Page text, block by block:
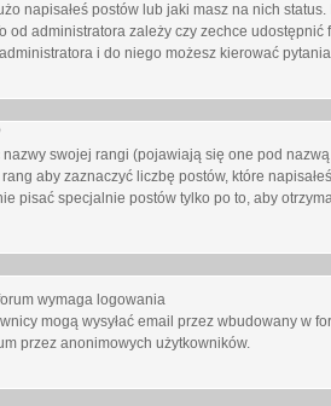
napisałeś postów lub jaki masz na nich
od administratora zależy czy zechce
i do niego możesz kierować
swojej rangi (pojawiają się one pod
aby zaznaczyć liczbę postów, które
pisać specjalnie postów tylko po to, aby
wymaga logowania
mogą wysyłać email przez wbudowany w
przez anonimowych użytkowników.